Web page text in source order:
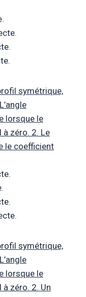
symétrique,
lorsque le
zéro. 2. Le
le coefficient
symétrique,
lorsque le
zéro. 2. Un